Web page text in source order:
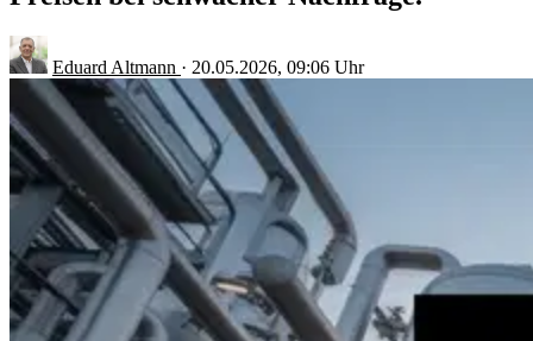
Eduard Altmann · 20.05.2026, 09:06 Uhr